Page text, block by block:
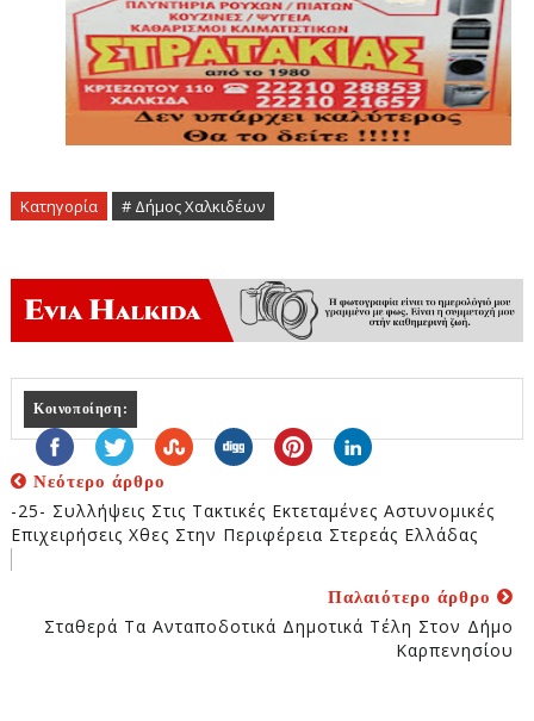
Κατηγορία # Δήμος Χαλκιδέων
Κοινοποίηση:
Νεότερο άρθρο
-25- Συλλήψεις Στις Τακτικές Εκτεταμένες Αστυνομικές
Επιχειρήσεις Χθες Στην Περιφέρεια Στερεάς Ελλάδας
Παλαιότερο άρθρο
Σταθερά Τα Ανταποδοτικά Δημοτικά Τέλη Στον Δήμο
Καρπενησίου